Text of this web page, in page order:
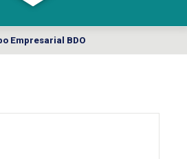
Empresarial BDO